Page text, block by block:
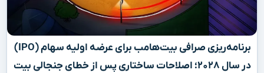
برنامه‌ریزی صرافی بیت‌هامب برای عرضه اولیه سهام (IPO)
در سال ۲۰۲۸؛ اصلاحات ساختاری پس از خطای جنجالی بیت